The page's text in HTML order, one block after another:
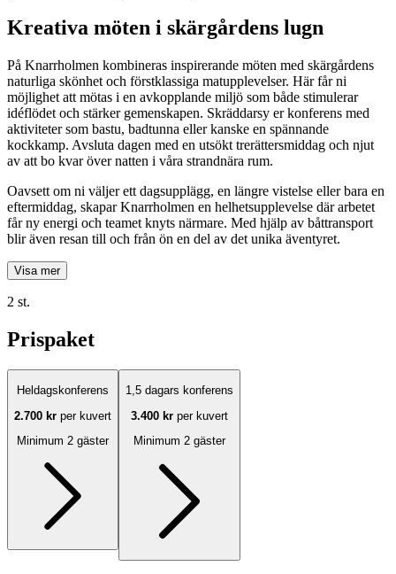
Kreativa möten i skärgårdens lugn
På Knarrholmen kombineras inspirerande möten med skärgårdens
naturliga skönhet och förstklassiga matupplevelser. Här får ni
möjlighet att mötas i en avkopplande miljö som både stimulerar
idéflödet och stärker gemenskapen. Skräddarsy er konferens med
aktiviteter som bastu, badtunna eller kanske en spännande
kockkamp. Avsluta dagen med en utsökt trerättersmiddag och njut
av att bo kvar över natten i våra strandnära rum.
Oavsett om ni väljer ett dagsupplägg, en längre vistelse eller bara en
eftermiddag, skapar Knarrholmen en helhetsupplevelse där arbetet
får ny energi och teamet knyts närmare. Med hjälp av båttransport
blir även resan till och från ön en del av det unika äventyret.
Visa mer
2 st.
Prispaket
Heldagskonferens
2.700 kr per kuvert
Minimum 2 gäster
1,5 dagars konferens
3.400 kr per kuvert
Minimum 2 gäster